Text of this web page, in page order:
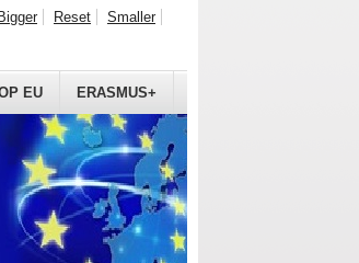
EU ERASMUS+
Bigger Reset Smaller